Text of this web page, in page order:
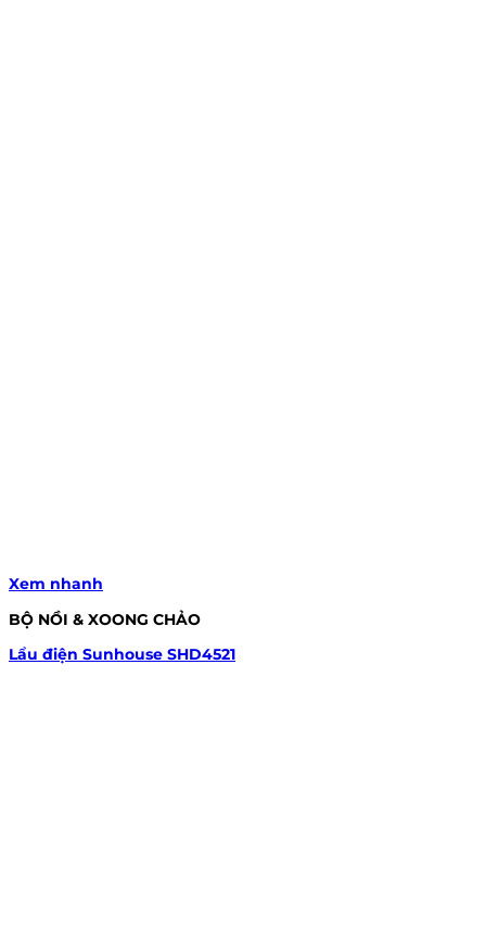
Xem nhanh
BỘ NỒI & XOONG CHẢO
Lẩu điện Sunhouse SHD4521